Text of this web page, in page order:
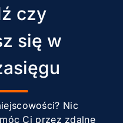
czy
się w
Nic
Ci przez zdalne